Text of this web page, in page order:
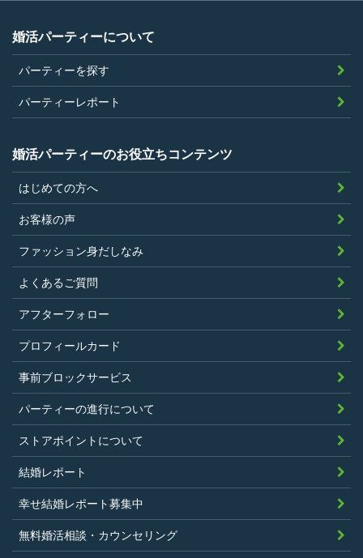
婚活パーティーについて
パーティーを探す
パーティーレポート
婚活パーティーのお役立ちコンテンツ
はじめての方へ
お客様の声
ファッション身だしなみ
よくあるご質問
アフターフォロー
プロフィールカード
事前ブロックサービス
パーティーの進行について
ストアポイントについて
結婚レポート
幸せ結婚レポート募集中
無料婚活相談・カウンセリング